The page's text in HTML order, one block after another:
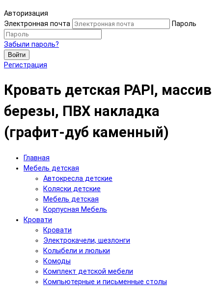
Авторизация
Электронная почта
Пароль
Забыли пароль?
Войти
Регистрация
Кровать детская PAPI, массив
березы, ПВХ накладка
(графит-дуб каменный)
Главная
Мебель детская
Автокресла детские
Коляски детские
Мебель детская
Корпусная Мебель
Кровати
Кровати
Электрокачели, шезлонги
Колыбели и люльки
Комоды
Комплект детской мебели
Компьютерные и письменные столы